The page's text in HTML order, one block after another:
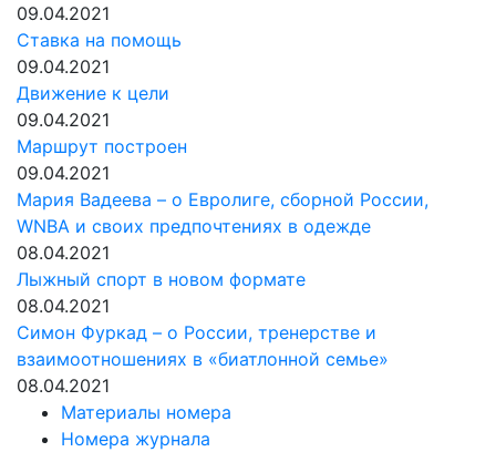
09.04.2021
Ставка на помощь
09.04.2021
Движение к цели
09.04.2021
Маршрут построен
09.04.2021
Мария Вадеева – о Евролиге, сборной России,
WNBA и своих предпочтениях в одежде
08.04.2021
Лыжный спорт в новом формате
08.04.2021
Симон Фуркад – о России, тренерстве и
взаимоотношениях в «биатлонной семье»
08.04.2021
Материалы номера
Номера журнала